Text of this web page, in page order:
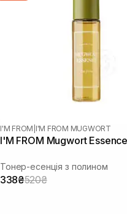
I'M FROM I'M FROM MUGWORT
I'M FROM Mugwort
Тонер-есенція з полином
338₴520₴